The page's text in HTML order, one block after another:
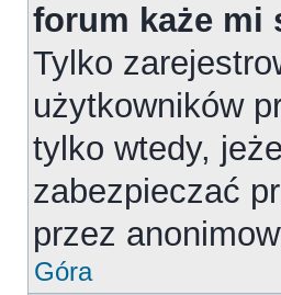
forum każe mi
Tylko
użytkowników
tylko wtedy,
zabezpieczać
przez
Góra